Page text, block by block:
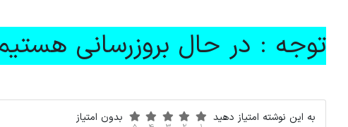
توجه : در حال بروزرسانی
به این نوشته امتیاز دهید بدون امتیاز